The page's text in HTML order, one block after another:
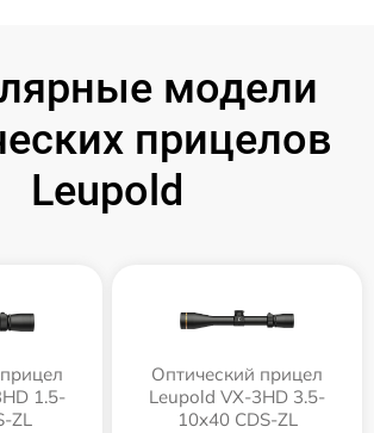
модели
прицелов
Leupold
1.5-
ZL
Оптический прицел
Leupold VX-3HD 3.5-
10x40 CDS-ZL